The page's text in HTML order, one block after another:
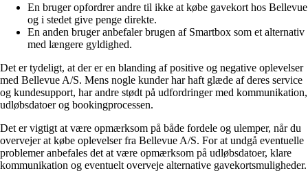
En bruger opfordrer andre til ikke at købe gavekort hos Bellevue
og i stedet give penge direkte.
En anden bruger anbefaler brugen af Smartbox som et alternativ
med længere gyldighed.
Det er tydeligt, at der er en blanding af positive og negative oplevelser
med Bellevue A/S. Mens nogle kunder har haft glæde af deres service
og kundesupport, har andre stødt på udfordringer med kommunikation,
udløbsdatoer og bookingprocessen.
Det er vigtigt at være opmærksom på både fordele og ulemper, når du
overvejer at købe oplevelser fra Bellevue A/S. For at undgå eventuelle
problemer anbefales det at være opmærksom på udløbsdatoer, klare
kommunikation og eventuelt overveje alternative gavekortsmuligheder.